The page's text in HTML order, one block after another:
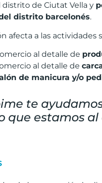
de Ciutat Vella y
distrito barcelonés.
afecta a las actividades
al detalle de
al detalle de
de manicura y/o
te
que estamos